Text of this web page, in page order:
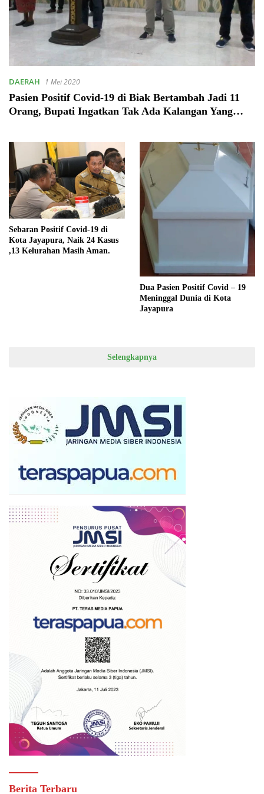
DAERAH 1 Mei 2020
Pasien Positif Covid-19 di Biak Bertambah Jadi 11
Orang, Bupati Ingatkan Tak Ada Kalangan Yang
Sebaran Positif Covid-19 di
Kota Jayapura, Naik 24 Kasus
,13 Kelurahan Masih Aman.
Dua Pasien Positif Covid – 19
Meninggal Dunia di Kota
Jayapura
Selengkapnya
Berita Terbaru